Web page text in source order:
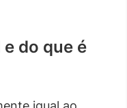
do que é